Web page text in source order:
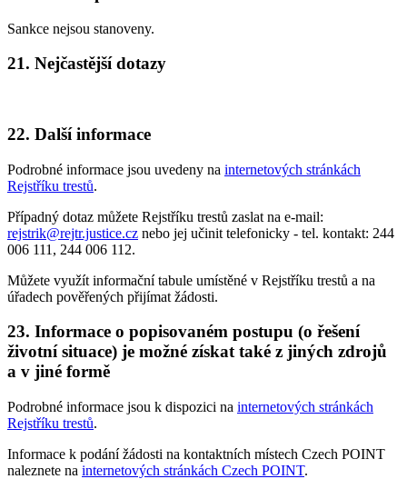
Sankce nejsou stanoveny.
21. Nejčastější dotazy
22. Další informace
Podrobné informace jsou uvedeny na internetových stránkách
Rejstříku trestů.
Případný dotaz můžete Rejstříku trestů zaslat na e-mail:
rejstrik@rejtr.justice.cz nebo jej učinit telefonicky - tel. kontakt: 244
006 111, 244 006 112.
Můžete využít informační tabule umístěné v Rejstříku trestů a na
úřadech pověřených přijímat žádosti.
23. Informace o popisovaném postupu (o řešení
životní situace) je možné získat také z jiných zdrojů
a v jiné formě
Podrobné informace jsou k dispozici na internetových stránkách
Rejstříku trestů.
Informace k podání žádosti na kontaktních místech Czech POINT
naleznete na internetových stránkách Czech POINT.